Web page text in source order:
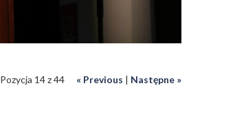
Pozycja 14 z 44 « Previous | Następne »